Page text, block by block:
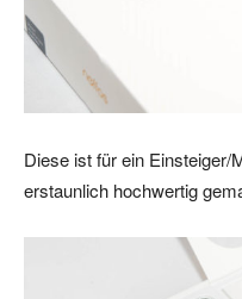
Diese ist für ein Einsteiger/
erstaunlich hochwertig